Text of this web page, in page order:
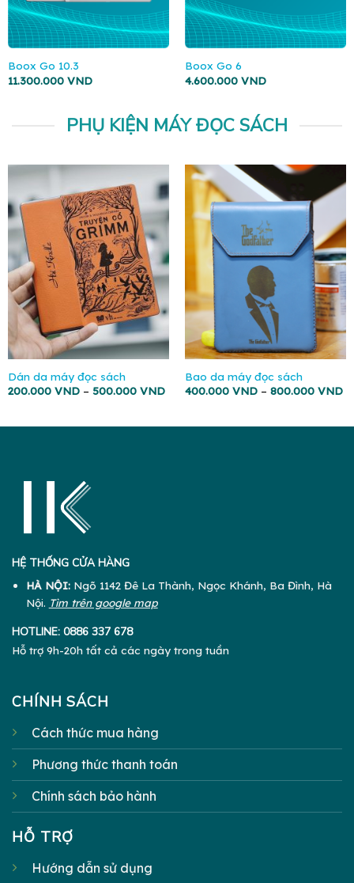
Boox Go 10.3
11.300.000 VND
Boox Go 6
4.600.000 VND
PHỤ KIỆN MÁY ĐỌC SÁCH
Dán da máy đọc sách
200.000 VND– 500.000 VND
Bao da máy đọc sách
400.000 VND– 800.000 VND
HỆ THỐNG CỬA HÀNG
HÀ NỘI: Ngõ 1142 Đê La Thành, Ngọc Khánh, Ba Đình, Hà
Nội. Tìm trên google map
HOTLINE: 0886 337 678
Hỗ trợ 9h-20h tất cả các ngày trong tuần
CHÍNH SÁCH
Cách thức mua hàng
Phương thức thanh toán
Chính sách bảo hành
HỖ TRỢ
Hướng dẫn sử dụng